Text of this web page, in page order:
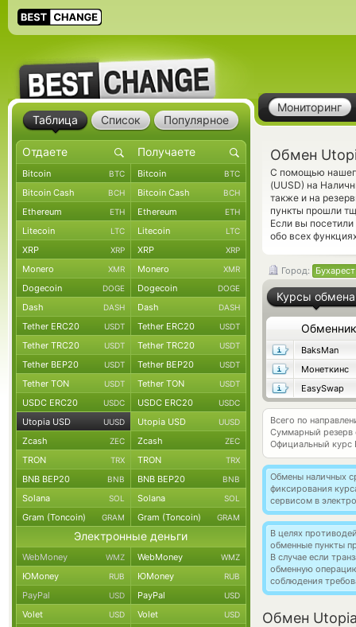
Мониторинг
Обмен
С помощью
(UUSD) на
также и на
пункты прошли
Если вы
обо всех
Город: Бухарест
Курсы обмена
Обменник
BaksMan
Монеткинс
EasySwap
Всего по
Суммарный резерв
Официальный курс
Обмены наличных
фиксирования
сервисом в
В целях
обменные пункты
В случае если
обменную
соблюдения
Обмен Utopia
Таблица Список Популярное
Bitcoin BTC Bitcoin BTC
Bitcoin Cash BCH Bitcoin Cash BCH
Ethereum ETH Ethereum ETH
Litecoin LTC Litecoin LTC
XRP XRP XRP XRP
Monero XMR Monero XMR
Dogecoin DOGE Dogecoin DOGE
Dash DASH Dash DASH
Tether ERC20 USDT Tether ERC20 USDT
Tether TRC20 USDT Tether TRC20 USDT
Tether BEP20 USDT Tether BEP20 USDT
Tether TON USDT Tether TON USDT
USDC ERC20 USDC USDC ERC20 USDC
Utopia USD UUSD Utopia USD UUSD
Zcash ZEC Zcash ZEC
TRON TRX TRON TRX
BNB BEP20 BNB BNB BEP20 BNB
Solana SOL Solana SOL
Gram (Toncoin) GRAM Gram (Toncoin) GRAM
Электронные деньги
WebMoney WMZ WebMoney WMZ
ЮMoney RUB ЮMoney RUB
PayPal USD PayPal USD
Volet USD Volet USD